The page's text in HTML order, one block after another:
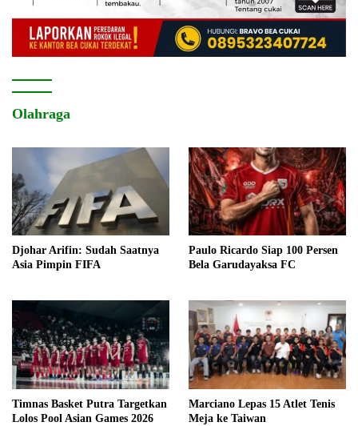
Olahraga
Djohar Arifin: Sudah Saatnya
Asia Pimpin FIFA
Paulo Ricardo Siap 100 Persen
Bela Garudayaksa FC
Timnas Basket Putra Targetkan
Lolos Pool Asian Games 2026
Marciano Lepas 15 Atlet Tenis
Meja ke Taiwan